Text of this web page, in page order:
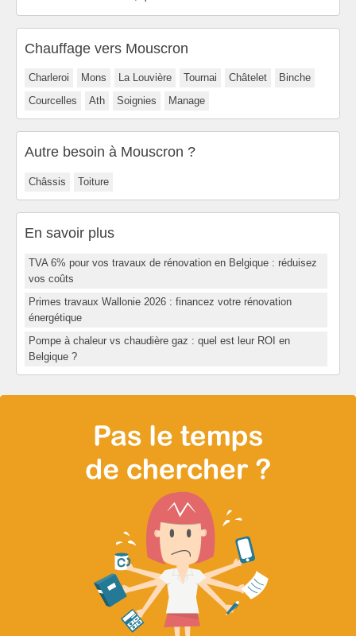
Chauffage vers Mouscron
Charleroi Mons La Louvière Tournai Châtelet
Binche
Courcelles
Ath Soignies Manage
Autre besoin à Mouscron ?
Châssis Toiture
En savoir plus
TVA 6% pour vos travaux de rénovation en Belgique : réduisez
vos coûts
Primes travaux Wallonie 2026 : financez votre rénovation
énergétique
Pompe à chaleur vs chaudière gaz : quel est leur ROI en
Belgique ?